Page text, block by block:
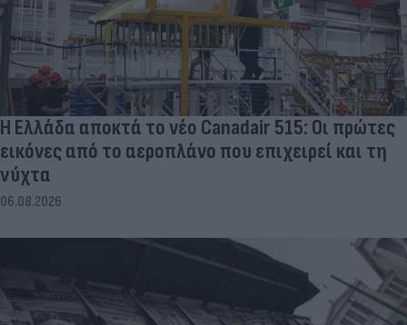
Η Ελλάδα αποκτά το νέο Canadair 515: Οι πρώτες
εικόνες από το αεροπλάνο που επιχειρεί και τη
νύχτα
06.08.2026